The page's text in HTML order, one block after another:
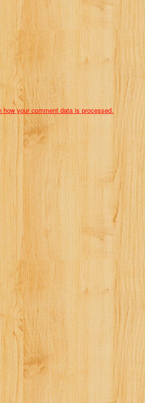
how your comment data is processed.